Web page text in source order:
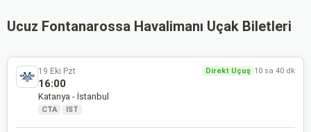
Ucuz Fontanarossa Havalimanı Uçak Biletleri
19 Eki Pzt Direkt Uçuş 10 sa 40 dk
16:00
Katanya - İstanbul
CTA · IST